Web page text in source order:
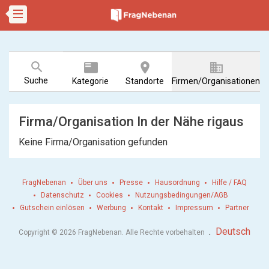
search
Suche
featured_play_list
Kategorie
room
Standorte
business
Firmen/Organisationen
Firma/Organisation In der Nähe rigaus
Keine Firma/Organisation gefunden
FragNebenan Über uns Presse Hausordnung
Hilfe / FAQ
Datenschutz
Cookies
Nutzungsbedingungen/AGB
Gutschein einlösen
Werbung Kontakt Impressum Partner
Copyright © 2026 FragNebenan. Alle Rechte vorbehalten . Deutsch